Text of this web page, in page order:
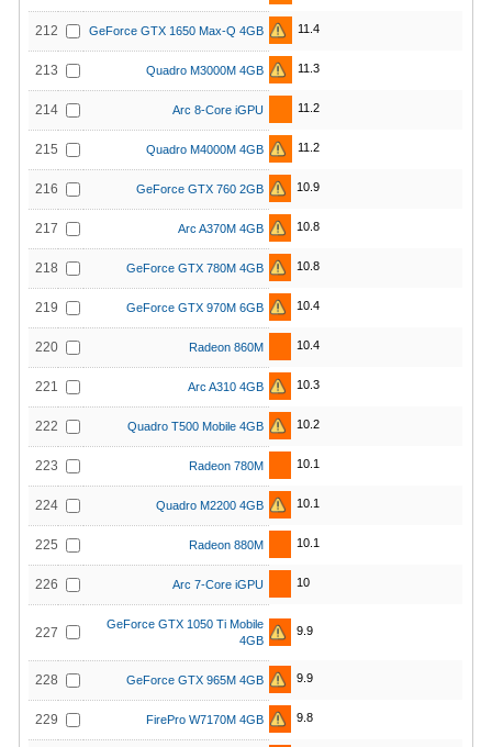
212 GeForce GTX 1650 Max-Q 4GB 11.4
213 Quadro M3000M 4GB 11.3
214 Arc 8-Core iGPU 11.2
215 Quadro M4000M 4GB 11.2
216 GeForce GTX 760 2GB 10.9
217 Arc A370M 4GB 10.8
218 GeForce GTX 780M 4GB 10.8
219 GeForce GTX 970M 6GB 10.4
220 Radeon 860M 10.4
221 Arc A310 4GB 10.3
222 Quadro T500 Mobile 4GB 10.2
223 Radeon 780M 10.1
224 Quadro M2200 4GB 10.1
225 Radeon 880M 10.1
226 Arc 7-Core iGPU 10
227
GeForce GTX 1050 Ti Mobile
4GB
9.9
228 GeForce GTX 965M 4GB 9.9
229 FirePro W7170M 4GB 9.8